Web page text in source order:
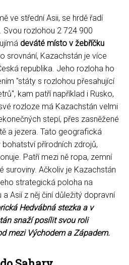
ve střední Asii, se hrdě řadí
Svou rozlohou 2 724 900
deváté místo v žebříčku
srovnání, Kazachstán je více
republika. Jeho rozloha ho
"státy s rozlohou přesahující
kam patří například i Rusko,
rozloze má Kazachstán velmi
stepí, přes zasněžené
a jezera. Tato geografická
přírodních zdrojů,
Patří mezi ně ropa, zemní
suroviny. Ačkoliv je Kazachstán
strategická poloha na
Asií z něj činí důležitý dopravní
Hedvábná stezka a v
snaží posílit svou roli
mezi Východem a Západem.